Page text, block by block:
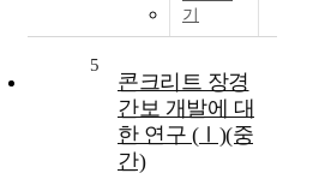
기
5
콘크리트 장경
간보 개발에 대
한 연구 (Ⅰ)(중
간)